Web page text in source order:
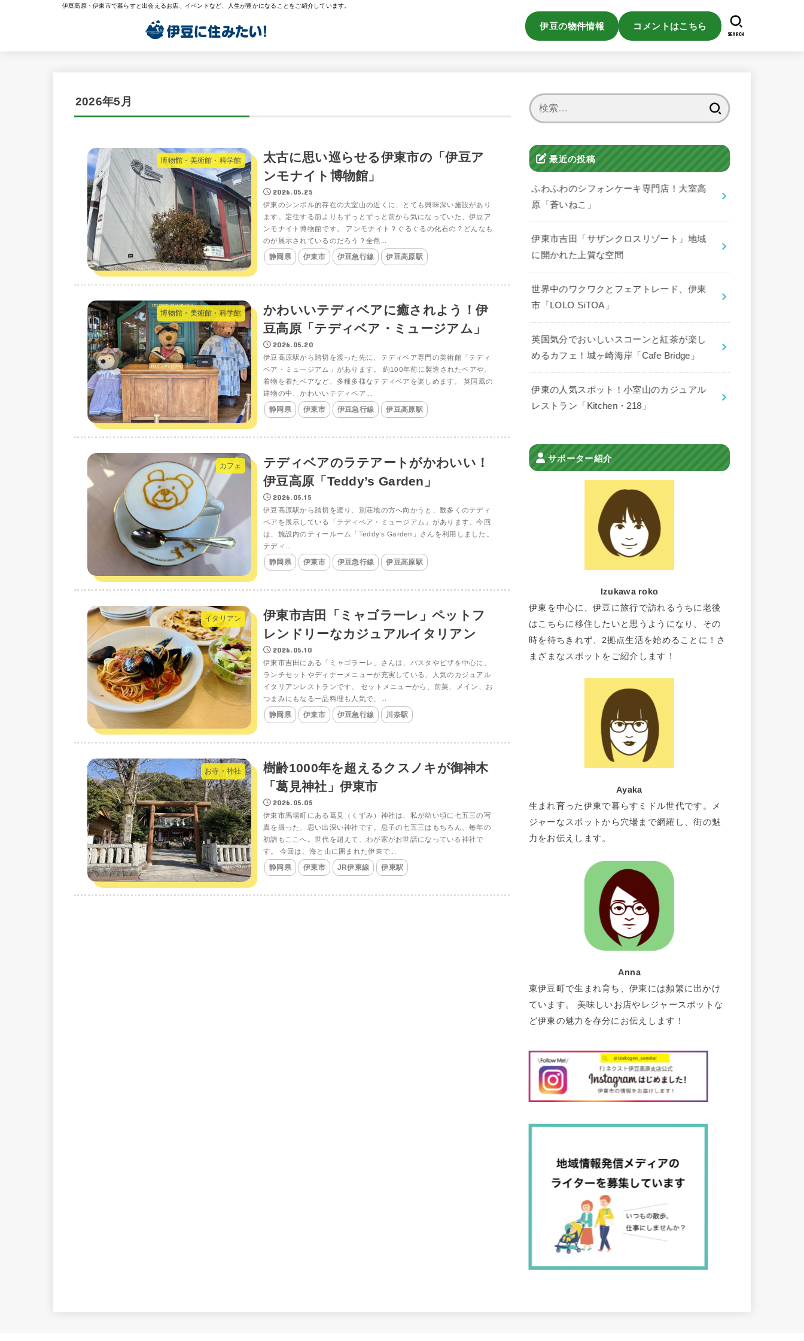
伊豆高原・伊東市で暮らすと出会えるお店、イベントなど、人生が豊かになることをご紹介しています。
伊豆の物件情報 コメントはこちら
SEARCH
2026年5月
博物館・美術館・科学館
太古に思い巡らせる伊東市の「伊豆ア
ンモナイト博物館」
2026.05.25
伊東のシンボル的存在の大室山の近くに、とても興味深い施設があり
ます。定住する前よりもずっとずっと前から気になっていた、伊豆ア
ンモナイト博物館です。 アンモナイト？ぐるぐるの化石の？どんなも
のが展示されているのだろう？全然...
静岡県 伊東市 伊豆急行線 伊豆高原駅
博物館・美術館・科学館
かわいいテディベアに癒されよう！伊
豆高原「テディベア・ミュージアム」
2026.05.20
伊豆高原駅から踏切を渡った先に、テディベア専門の美術館「テディ
ベア・ミュージアム」があります。 約100年前に製造されたベアや、
着物を着たベアなど、多種多様なテディベアを楽しめます。 英国風の
建物の中、かわいいテディベア...
静岡県 伊東市 伊豆急行線 伊豆高原駅
カフェ
テディベアのラテアートがかわいい！
伊豆高原「Teddy’s Garden」
2026.05.15
伊豆高原駅から踏切を渡り、別荘地の方へ向かうと、数多くのテディ
ベアを展示している「テディベア・ミュージアム」があります。今回
は、施設内のティールーム「Teddy’s Garden」さんを利用しました。
テディ...
静岡県 伊東市 伊豆急行線 伊豆高原駅
イタリアン
伊東市吉田「ミャゴラーレ」ペットフ
レンドリーなカジュアルイタリアン
2026.05.10
伊東市吉田にある「ミャゴラーレ」さんは、パスタやピザを中心に、
ランチセットやディナーメニューが充実している、人気のカジュアル
イタリアンレストランです。 セットメニューから、前菜、メイン、お
つまみにもなる一品料理も人気で、...
静岡県 伊東市 伊豆急行線 川奈駅
お寺・神社
樹齢1000年を超えるクスノキが御神木
「葛見神社」伊東市
2026.05.05
伊東市馬場町にある葛見（くずみ）神社は、私が幼い頃に七五三の写
真を撮った、思い出深い神社です。息子の七五三はもちろん、毎年の
初詣もここへ。世代を超えて、わが家がお世話になっている神社で
す。 今回は、海と山に囲まれた伊東で...
静岡県 伊東市 JR伊東線 伊東駅
最近の投稿
ふわふわのシフォンケーキ専門店！大室高
原「蒼いねこ」
伊東市吉田「サザンクロスリゾート」地域
に開かれた上質な空間
世界中のワクワクとフェアトレード、伊東
市「LOLO SiTOA」
英国気分でおいしいスコーンと紅茶が楽し
めるカフェ！城ヶ崎海岸「Cafe Bridge」
伊東の人気スポット！小室山のカジュアル
レストラン「Kitchen・218」
サポーター紹介
Izukawa roko
伊東を中心に、伊豆に旅行で訪れるうちに老後
はこちらに移住したいと思うようになり、その
時を待ちきれず、2拠点生活を始めることに！さ
まざまなスポットをご紹介します！
Ayaka
生まれ育った伊東で暮らすミドル世代です。メ
ジャーなスポットから穴場まで網羅し、街の魅
力をお伝えします。
Anna
東伊豆町で生まれ育ち、伊東には頻繁に出かけ
ています。 美味しいお店やレジャースポットな
ど伊東の魅力を存分にお伝えします！